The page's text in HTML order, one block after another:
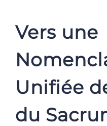
Vers une
Unifiée
du